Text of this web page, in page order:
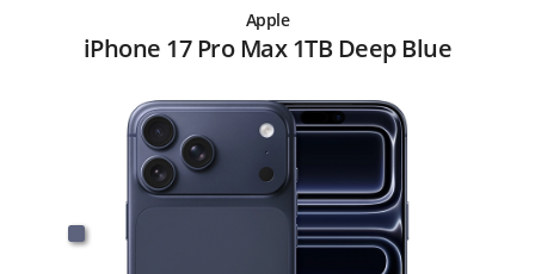
Apple
iPhone 17 Pro Max 1TB Deep Blue